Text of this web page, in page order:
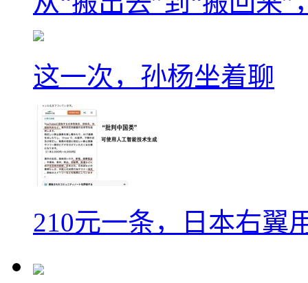
这一次，孙杨坐着聊
210元一条，日本右翼